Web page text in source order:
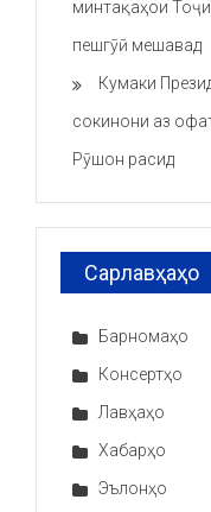
минтақаҳои
пешгӯӣ мешавад
Кумаки
сокинони аз
Рӯшон расид
Сарлавҳаҳо
Барномаҳо
Консертҳо
Лавҳаҳо
Хабарҳо
Эълонҳо